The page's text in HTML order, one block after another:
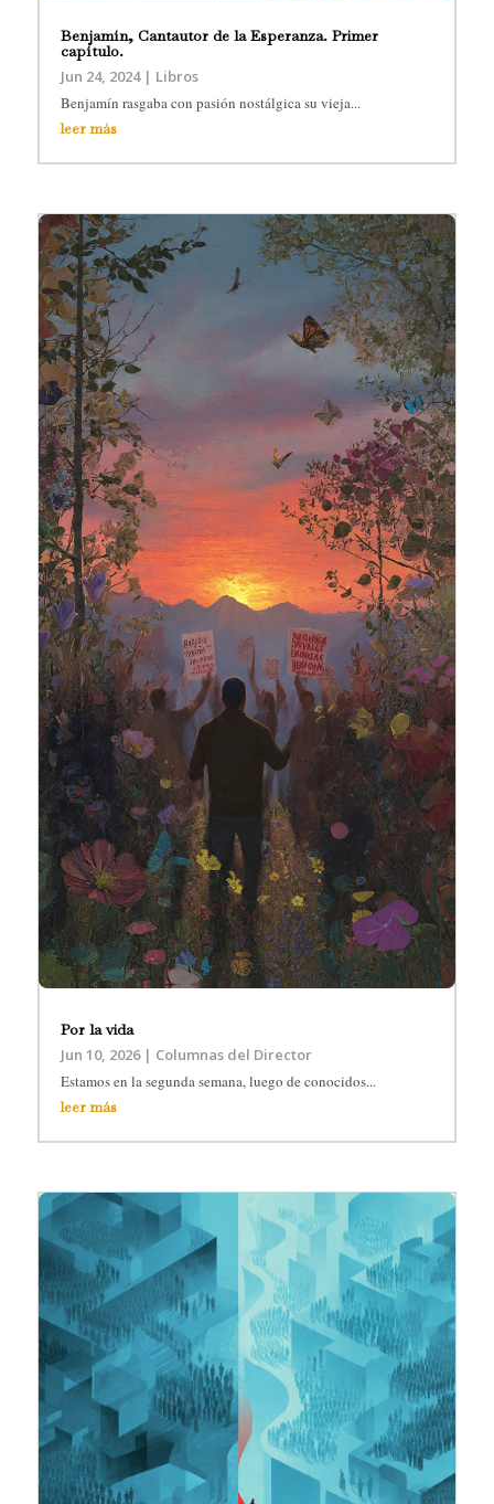
Benjamín, Cantautor de la Esperanza. Primer
capítulo.
Jun 24, 2024| Libros
Benjamín rasgaba con pasión nostálgica su vieja...
leer más
Por la vida
Jun 10, 2026| Columnas del Director
Estamos en la segunda semana, luego de conocidos...
leer más